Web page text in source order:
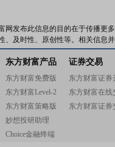
网发布此信息的目的在于传播更
、及时性、原创性等。相关信息
东方财富产品
东方财富免费版
东方财富Level-2
东方财富策略版
妙想投研助理
Choice金融终端
证券交易
东方财富证券
东方财富在线
东方财富证券